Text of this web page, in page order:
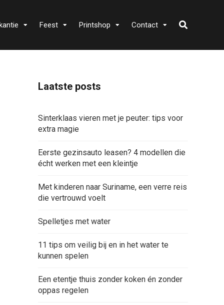
Feest Printshop Contact
Laatste posts
Sinterklaas vieren met je peuter: tips voor
extra magie
Eerste gezinsauto leasen? 4 modellen die
écht werken met een kleintje
Met kinderen naar Suriname, een verre reis
die vertrouwd voelt
Spelletjes met water
11 tips om veilig bij en in het water te
kunnen spelen
Een etentje thuis zonder koken én zonder
oppas regelen